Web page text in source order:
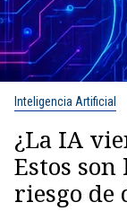
Inteligencia Artificial
¿La IA
Estos
riesgo de